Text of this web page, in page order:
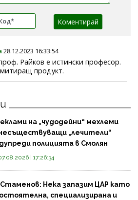
28.12.2023 16:33:54
Райков е истински професор.
продукт.
на „чудодейни“ мехлеми
„лечители“
полицията в Смолян
| 17:26:34
Нека запазим ЦАР като
специализирана и